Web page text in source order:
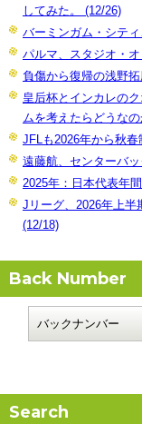
してみた。 (12/26)
バーミンガム・シテ
パルマ、スタジオ・
負傷から復帰の浅野
皇后杯とインカレの
ムを考えたらどうな
JFLも2026年から秋春
遠藤航、センターバ
2025年：日本代表年
Jリーグ、2026年上半
(12/18)
Back Number
Search